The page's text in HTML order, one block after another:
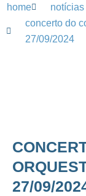
home
concerto do
27/09/2024
27/09/